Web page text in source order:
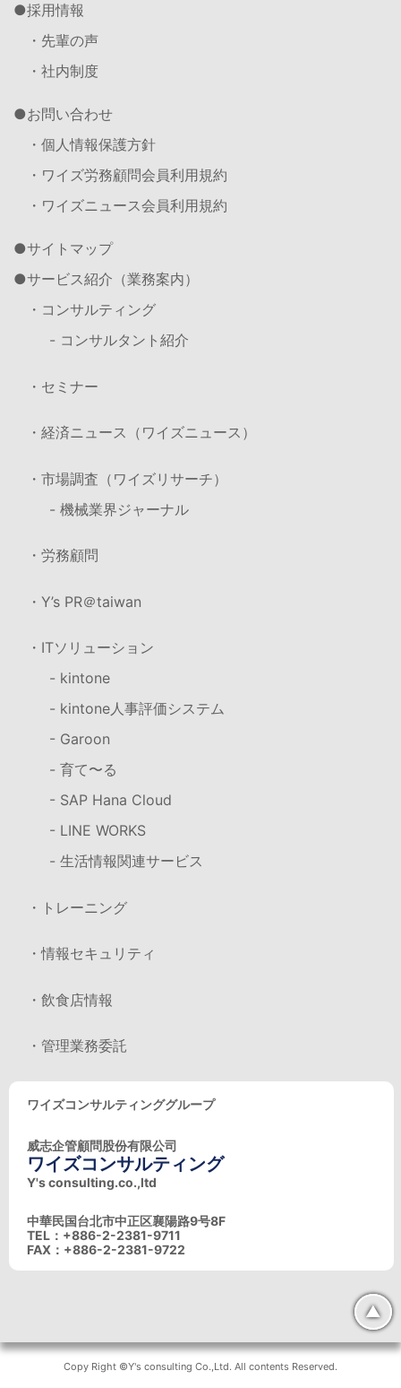
採用情報
・先輩の声
・社内制度
お問い合わせ
・個人情報保護方針
・ワイズ労務顧問会員利用規約
・ワイズニュース会員利用規約
サイトマップ
サービス紹介（業務案内）
・コンサルティング
- コンサルタント紹介
・セミナー
・経済ニュース（ワイズニュース）
・市場調査（ワイズリサーチ）
- 機械業界ジャーナル
・労務顧問
・Y’s PR＠taiwan
・ITソリューション
- kintone
- kintone人事評価システム
- Garoon
- 育て〜る
- SAP Hana Cloud
- LINE WORKS
- 生活情報関連サービス
・トレーニング
・情報セキュリティ
・飲食店情報
・管理業務委託
ワイズコンサルティンググループ
威志企管顧問股份有限公司
ワイズコンサルティング
Y's consulting.co.,ltd
中華民国台北市中正区襄陽路9号8F
TEL：+886-2-2381-9711
FAX：+886-2-2381-9722
▲
Copy Right ©Y's consulting Co.,Ltd. All contents Reserved.